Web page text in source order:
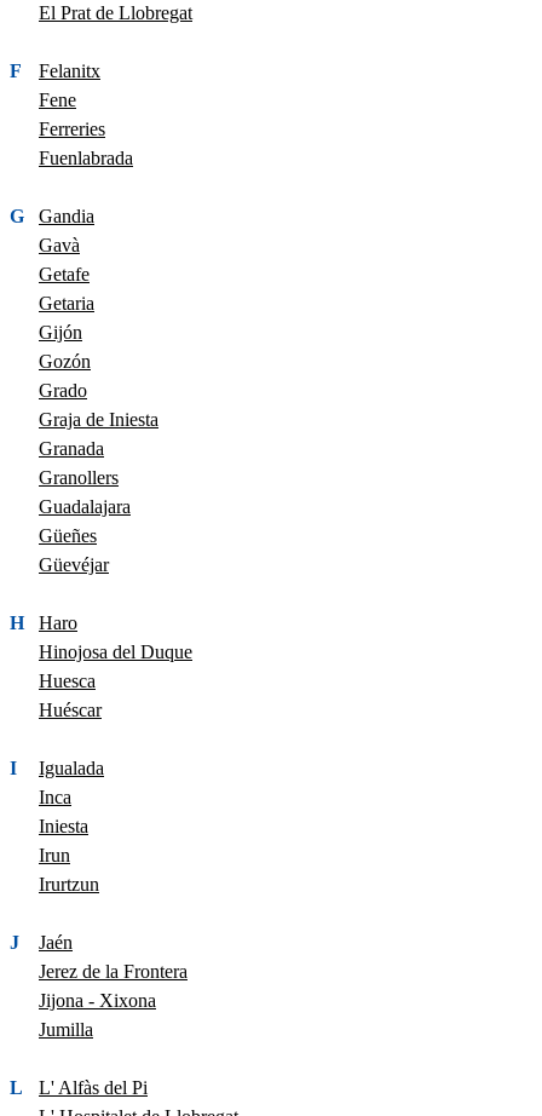
El Prat de Llobregat
F
Felanitx
Fene
Ferreries
Fuenlabrada
G
Gandia
Gavà
Getafe
Getaria
Gijón
Gozón
Grado
Graja de Iniesta
Granada
Granollers
Guadalajara
Güeñes
Güevéjar
H
Haro
Hinojosa del Duque
Huesca
Huéscar
I
Igualada
Inca
Iniesta
Irun
Irurtzun
J
Jaén
Jerez de la Frontera
Jijona - Xixona
Jumilla
L
L' Alfàs del Pi